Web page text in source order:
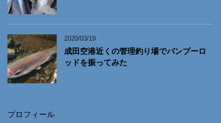
2020/03/19
成田空港近くの管理釣り場でバンブーロ
ッドを振ってみた
プロフィール